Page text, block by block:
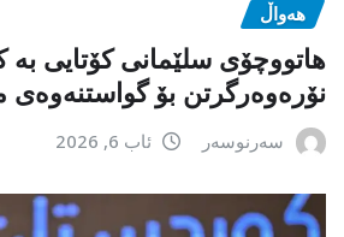
هەواڵ
هاتووچۆی سلێمانی کۆتایی
نۆرەوەرگرتن بۆ گواستنەوەی
سەرنوسەر ئاب 6, 2026